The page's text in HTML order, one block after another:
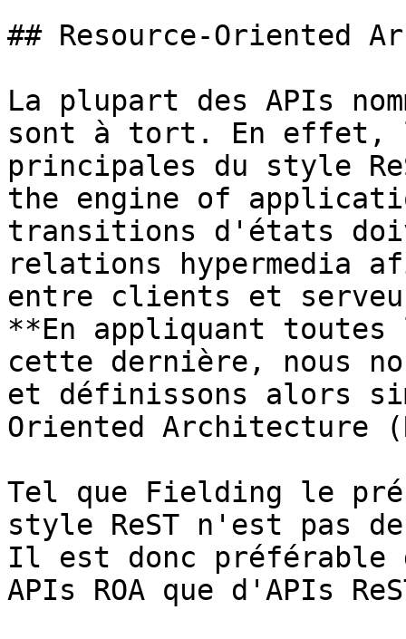
## Resource-Oriented
La plupart des APIs
sont à tort. En effet,
principales du style
the engine of
transitions d'états
relations hypermedia
entre clients et
**En appliquant
cette dernière, nous
et définissons alors
Oriented Architecture
Tel que Fielding le
style ReST n'est pas
Il est donc préférable
APIs ROA que d'APIs